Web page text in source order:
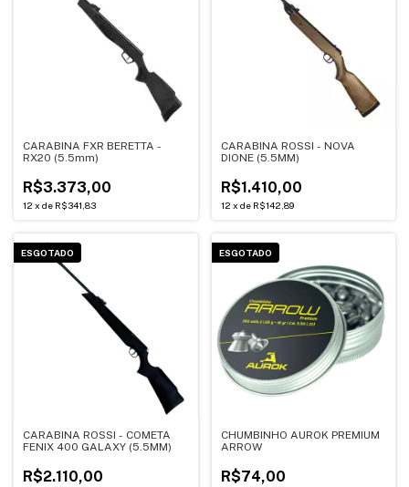
CARABINA FXR BERETTA -
RX20 (5.5mm)
R$3.373,00
12 x de R$341,83
CARABINA ROSSI - NOVA
DIONE (5.5MM)
R$1.410,00
12 x de R$142,89
ESGOTADO
CARABINA ROSSI - COMETA
FENIX 400 GALAXY (5.5MM)
R$2.110,00
ESGOTADO
CHUMBINHO AUROK PREMIUM
ARROW
R$74,00